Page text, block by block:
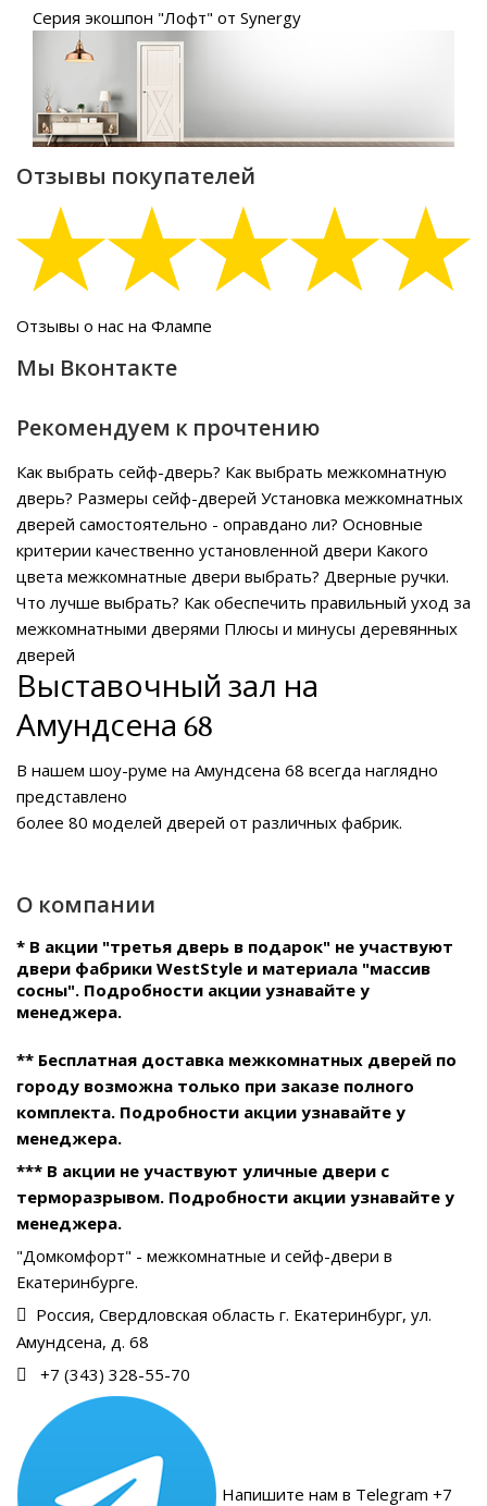
Серия экошпон "Лофт" от Synergy
Отзывы покупателей
Отзывы о нас на Флампе
Мы Вконтакте
Рекомендуем к прочтению
Как выбрать сейф-дверь? Как выбрать межкомнатную
дверь? Размеры сейф-дверей Установка межкомнатных
дверей самостоятельно - оправдано ли? Основные
критерии качественно установленной двери Какого
цвета межкомнатные двери выбрать? Дверные ручки.
Что лучше выбрать? Как обеспечить правильный уход за
межкомнатными дверями Плюсы и минусы деревянных
дверей
Выставочный зал на
Амундсена 68
В нашем шоу-руме на Амундсена 68 всегда наглядно
представлено
более 80 моделей дверей от различных фабрик.
О компании
* В акции "третья дверь в подарок" не участвуют
двери фабрики WestStyle и материала "массив
сосны". Подробности акции узнавайте у
менеджера.
** Бесплатная доставка межкомнатных дверей по
городу возможна только при заказе полного
комплекта. Подробности акции узнавайте у
менеджера.
*** В акции не участвуют уличные двери с
терморазрывом. Подробности акции узнавайте у
менеджера.
"Домкомфорт" - межкомнатные и сейф-двери в
Екатеринбурге.
Россия, Свердловская область г. Екатеринбург, ул.
Амундсена, д. 68
+7 (343) 328-55-70
Напишите нам в Telegram +7